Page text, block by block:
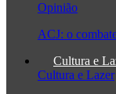
Opinião
ACJ: o
Cultura e
Cultura e Lazer